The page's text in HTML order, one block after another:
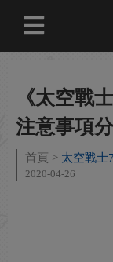
《太空戰
注意事項
首頁 太空戰士
2020-04-26